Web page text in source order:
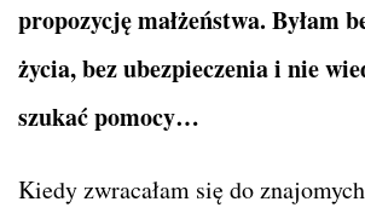
propozycję małżeństwa. Byłam
życia, bez ubezpieczenia i nie
szukać pomocy…
Kiedy zwracałam się do